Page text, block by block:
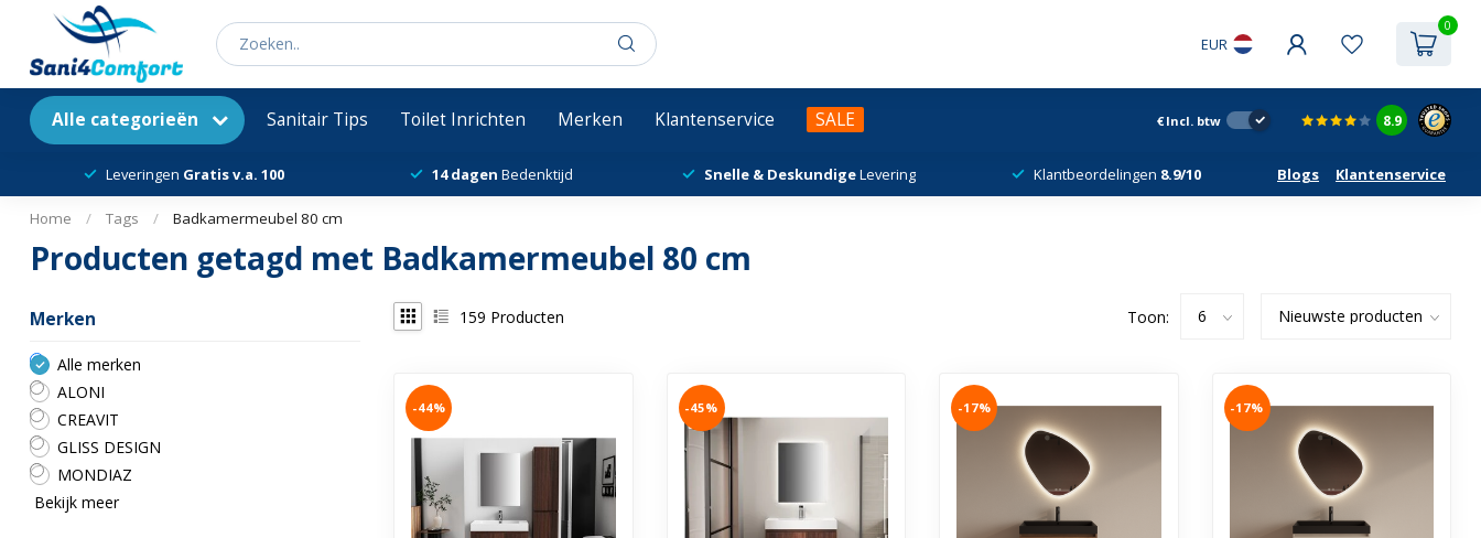
EUR
0
Alle categorieën Sanitair Tips Toilet Inrichten Merken Klantenservice SALE € Incl. btw 8.9
Leveringen Gratis v.a. 100 14 dagen Bedenktijd Snelle & DeskundigeLevering Klantbeordelingen 8.9/10 Blogs Klantenservice
Home / Tags / Badkamermeubel 80 cm
Producten getagd met Badkamermeubel 80 cm
Merken
Alle merken
ALONI
CREAVIT
GLISS DESIGN
MONDIAZ
Bekijk meer
159 Producten Toon:
-44% -45% -17% -17%